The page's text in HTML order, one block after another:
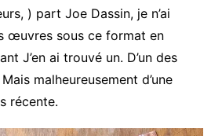
) part Joe Dassin, je n’ai
œuvres sous ce format en
J’en ai trouvé un. D’un des
malheureusement d’une
récente.